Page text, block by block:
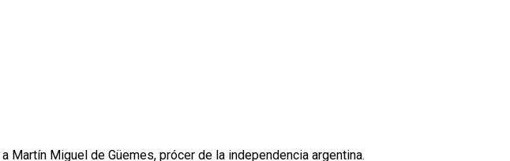
Martín Miguel de Güemes, prócer de la independencia argentina.